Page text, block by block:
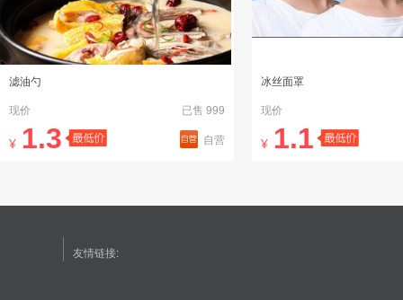
滤油勺
现价
已售 999
¥ 1.3 自营
冰丝面罩
现价
¥ 1.1
友情链接: